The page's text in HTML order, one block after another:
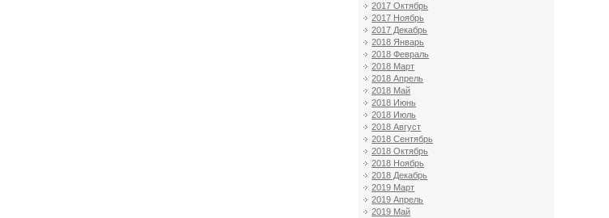
2017 Октябрь
2017 Ноябрь
2017 Декабрь
2018 Январь
2018 Февраль
2018 Март
2018 Апрель
2018 Май
2018 Июнь
2018 Июль
2018 Август
2018 Сентябрь
2018 Октябрь
2018 Ноябрь
2018 Декабрь
2019 Март
2019 Апрель
2019 Май